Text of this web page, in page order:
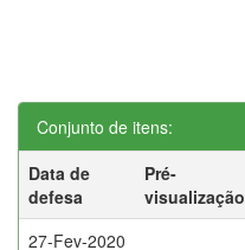
Conjunto de itens:
Data de
defesa
Pré-
visualização
27-Fev-2020